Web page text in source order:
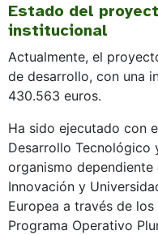
Estado del
institucional
Actualmente, el
de desarrollo, con una
430.563 euros.
Ha sido ejecutado con
Desarrollo Tecnológico
organismo
Innovación y
Europea a través de los
Programa Operativo